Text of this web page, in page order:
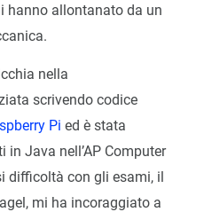
hanno allontanato da un
nella
scrivendo codice
Pi ed è stata
Java nell’AP Computer
difficoltà con gli esami, il
mi ha incoraggiato a